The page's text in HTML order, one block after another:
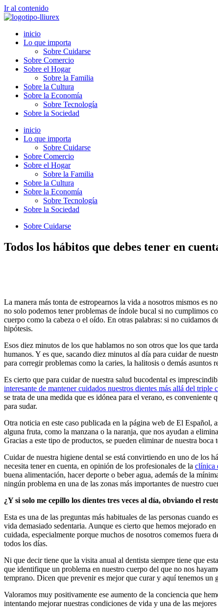
Ir al contenido
inicio
Lo que importa
Sobre Cuidarse
Sobre Comercio
Sobre el Hogar
Sobre la Familia
Sobre la Cultura
Sobre la Economía
Sobre Tecnología
Sobre la Sociedad
inicio
Lo que importa
Sobre Cuidarse
Sobre Comercio
Sobre el Hogar
Sobre la Familia
Sobre la Cultura
Sobre la Economía
Sobre Tecnología
Sobre la Sociedad
Sobre Cuidarse
Todos los hábitos que debes tener en
La manera más tonta de estropearnos la vida a nosotros mismos es
no solo podemos tener problemas de índole bucal si no cumplimos
cuerpo como la cabeza o el oído. En otras palabras: si no cuidamos
hipótesis.
Esos diez minutos de los que hablamos no son otros que los que
humanos. Y es que, sacando diez minutos al día para cuidar de
para corregir problemas como la caries, la halitosis o demás asuntos
Es cierto que para cuidar de nuestra salud bucodental es
interesante de mantener cuidados nuestros dientes más allá del triple
se trata de una medida que es idónea para el verano, es
para sudar.
Otra noticia en este caso publicada en la página web de El Español,
alguna fruta, como la manzana o la naranja, que nos ayudan a
Gracias a este tipo de productos, se pueden eliminar de nuestra
Cuidar de nuestra higiene dental se está convirtiendo en uno de los
necesita tener en cuenta, en opinión de los profesionales de la clínica
buena alimentación, hacer deporte o beber agua, además de la
ningún problema en una de las zonas más importantes de nuestro
¿Y si solo me cepillo los dientes tres veces al día, obviando el
Esta es una de las preguntas más habituales de las personas
vida demasiado sedentaria. Aunque es cierto que hemos mejorado
cuidada, especialmente porque muchos de nosotros comemos fuera
todos los días.
Ni que decir tiene que la visita anual al dentista siempre tiene que
que identifique un problema en nuestro cuerpo del que no nos
temprano. Dicen que prevenir es mejor que curar y aquí tenemos un
Valoramos muy positivamente ese aumento de la conciencia que
intentando mejorar nuestras condiciones de vida y una de las